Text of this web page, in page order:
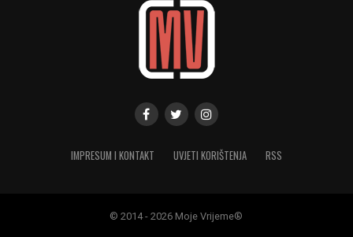
IMPRESUM I KONTAKT UVJETI KORIŠTENJA RSS
© 2014 - 2026 Moje Vrijeme®